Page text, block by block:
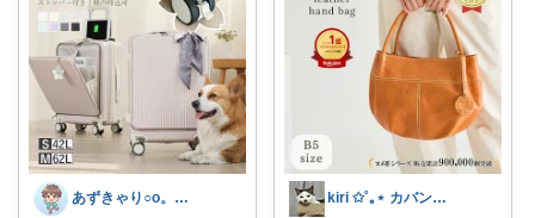
あずきゃり○o。.🐟🐠 kiri ✩˚｡⋆ カバン屋さん✩˚｡⋆